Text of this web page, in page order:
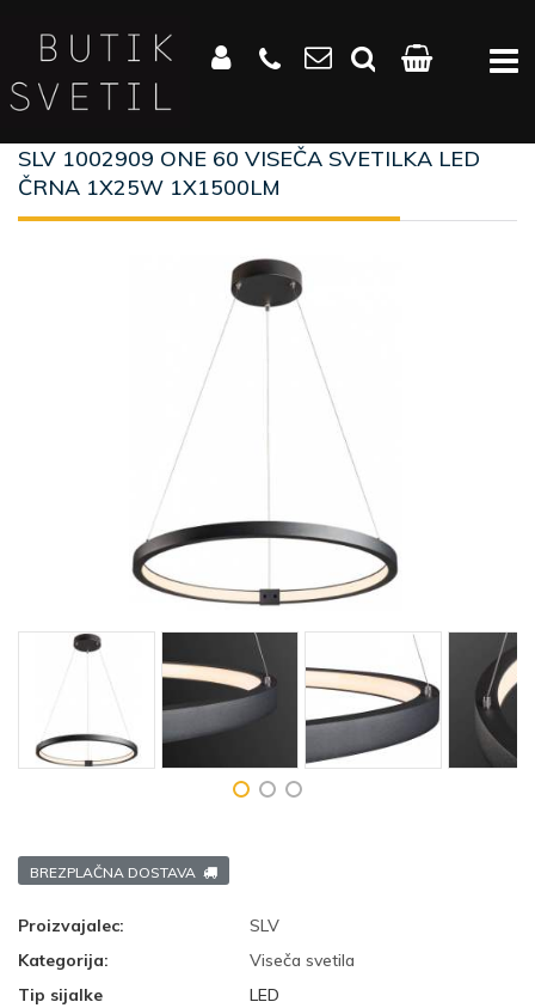
SLV 1002909 ONE 60 VISEČA SVETILKA LED
ČRNA 1X25W 1X1500LM
BREZPLAČNA DOSTAVA
Proizvajalec:
SLV
Kategorija:
Viseča svetila
Tip sijalke
LED